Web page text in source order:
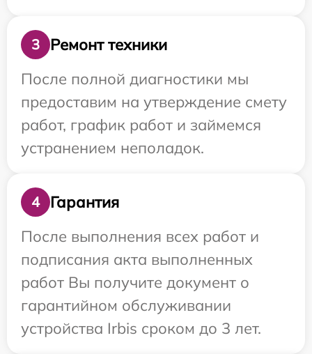
3
Ремонт техники
После полной диагностики мы
предоставим на утверждение смету
работ, график работ и займемся
устранением неполадок.
4
Гарантия
После выполнения всех работ и
подписания акта выполненных
работ Вы получите документ о
гарантийном обслуживании
устройства Irbis сроком до 3 лет.